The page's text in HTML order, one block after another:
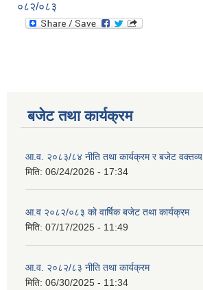
०८२/०८३
बजेट तथा कार्यक्रम
आ.व. २०८३/८४ नीति तथा कार्यक्रम र बजेट वक्तव्य
मिति: 06/24/2026 - 17:34
आ.व २०८२/०८३ को वार्षिक बजेट तथा कार्यक्रम
मिति: 07/17/2025 - 11:49
आ.व. २०८२/८३ नीति तथा कार्यक्रम
मिति: 06/30/2025 - 11:34